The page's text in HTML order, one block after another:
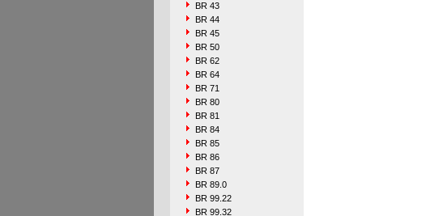
BR 43
BR 44
BR 45
BR 50
BR 62
BR 64
BR 71
BR 80
BR 81
BR 84
BR 85
BR 86
BR 87
BR 89.0
BR 99.22
BR 99.32